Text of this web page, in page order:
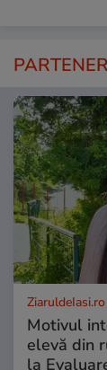
ZiaruldeIasi.ro
Motivul
elevă din
la